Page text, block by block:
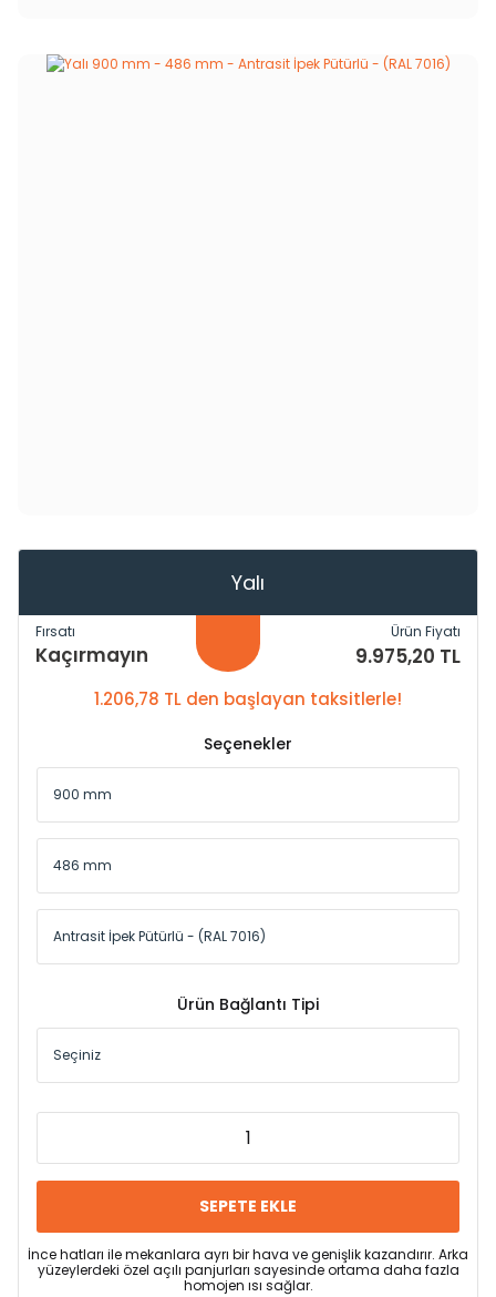
Yalı
Fırsatı
Kaçırmayın
Ürün Fiyatı
9.975,20 TL
1.206,78 TL den başlayan taksitlerle!
Seçenekler
Ürün Bağlantı Tipi
SEPETE EKLE
İnce hatları ile mekanlara ayrı bir hava ve genişlik kazandırır. Arka
yüzeylerdeki özel açılı panjurları sayesinde ortama daha fazla
homojen ısı sağlar.